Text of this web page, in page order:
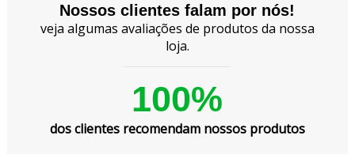
Nossos clientes falam por nós!
veja algumas avaliações de produtos da nossa
loja.
100%
dos clientes recomendam nossos produtos